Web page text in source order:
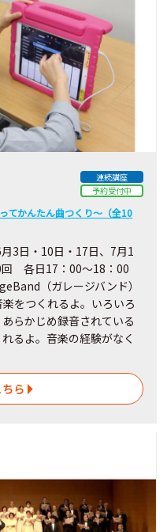
連続講座
予約受付中
てかんたん曲つくり～（全10
3日・10日・17日、7月1
回 各日17：00～18：00
（ガレージバンド）
をつくれるよ。いろいろ
らかじめ録音されている
るよ。音楽の経験がなく
ら